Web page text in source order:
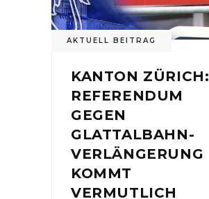
AKTUELL BEITRAG
KANTON ZÜRICH:
REFERENDUM
GEGEN
GLATTALBAHN-
VERLÄNGERUNG
KOMMT
VERMUTLICH